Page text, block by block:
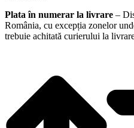
Plata în numerar la livrare –
România, cu excepția zonelor
trebuie achitată curierului la